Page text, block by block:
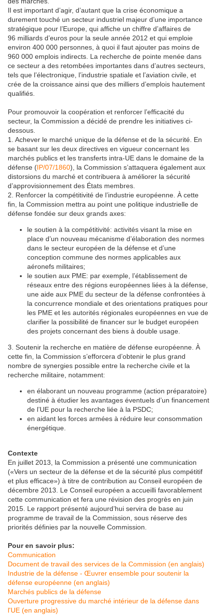
Il est important d’agir, d’autant que la crise économique a
durement touché un secteur industriel majeur d’une importance
stratégique pour l’Europe, qui affiche un chiffre d’affaires de
96 milliards d’euros pour la seule année 2012 et qui emploie
environ 400 000 personnes, à quoi il faut ajouter pas moins de
960 000 emplois indirects. La recherche de pointe menée dans
ce secteur a des retombées importantes dans d’autres secteurs,
tels que l’électronique, l’industrie spatiale et l’aviation civile, et
crée de la croissance ainsi que des milliers d’emplois hautement
qualifiés.
Pour promouvoir la coopération et renforcer l’efficacité du
secteur, la Commission a décidé de prendre les initiatives ci-
dessous.
1. Achever le marché unique de la défense et de la sécurité. En
se basant sur les deux directives en vigueur concernant les
marchés publics et les transferts intra-UE dans le domaine de la
défense (IP/07/1860), la Commission s’attaquera également aux
distorsions du marché et contribuera à améliorer la sécurité
d’approvisionnement des États membres.
2. Renforcer la compétitivité de l’industrie européenne. À cette
fin, la Commission mettra au point une politique industrielle de
défense fondée sur deux grands axes:
le soutien à la compétitivité: activités visant la mise en
place d’un nouveau mécanisme d’élaboration des normes
dans le secteur européen de la défense et d’une
conception commune des normes applicables aux
aéronefs militaires;
le soutien aux PME: par exemple, l’établissement de
réseaux entre des régions européennes liées à la défense,
une aide aux PME du secteur de la défense confrontées à
la concurrence mondiale et des orientations pratiques pour
les PME et les autorités régionales européennes en vue de
clarifier la possibilité de financer sur le budget européen
des projets concernant des biens à double usage.
3. Soutenir la recherche en matière de défense européenne. À
cette fin, la Commission s’efforcera d’obtenir le plus grand
nombre de synergies possible entre la recherche civile et la
recherche militaire, notamment:
en élaborant un nouveau programme (action préparatoire)
destiné à étudier les avantages éventuels d’un financement
de l’UE pour la recherche liée à la PSDC;
en aidant les forces armées à réduire leur consommation
énergétique.
Contexte
En juillet 2013, la Commission a présenté une communication
(«Vers un secteur de la défense et de la sécurité plus compétitif
et plus efficace») à titre de contribution au Conseil européen de
décembre 2013. Le Conseil européen a accueilli favorablement
cette communication et fera une révision des progrès en juin
2015. Le rapport présenté aujourd’hui servira de base au
programme de travail de la Commission, sous réserve des
priorités définies par la nouvelle Commission.
Pour en savoir plus:
Communication
Document de travail des services de la Commission (en anglais)
Industrie de la défense - Œuvrer ensemble pour soutenir la
défense européenne (en anglais)
Marchés publics de la défense
Ouverture progressive du marché intérieur de la défense dans
l'UE (en anglais)